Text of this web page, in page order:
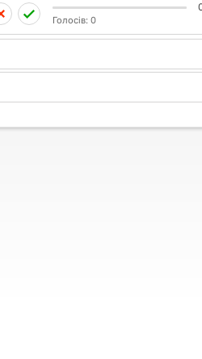
Голосів: 0